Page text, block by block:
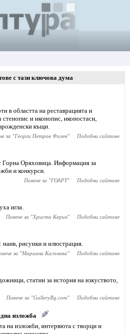
с тази ключова дума
в областта на реставрацията и
стенопис и иконопис, иконостаси,
къщи.
за "Георги Петров Филев" Подобни сайтове
Оряховица. Информация за
и конкурси.
Повече за "ГОАРТ" Подобни сайтове
игла.
Повече за "Христо Керин" Подобни сайтове
рисунки и илюстрация.
за "Мариана Калъчева" Подобни сайтове
статии за история на изкуството,
Повече за "GalleryBg.com" Подобни сайтове
изложба
на изложби, интервюта с творци и